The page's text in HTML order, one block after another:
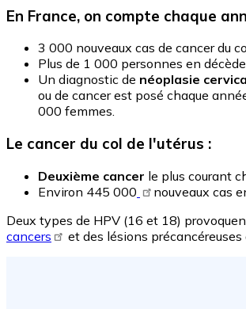
En France, on compte chaque
3 000 nouveaux cas de cancer du
Plus de 1 000 personnes en
Un diagnostic de néoplasie
ou de cancer est posé chaque
000 femmes.
Le cancer du col de l'utérus :
Deuxième cancer le plus courant
Environ 445 000
nouveaux cas
Deux types de HPV (16 et 18)
cancers
et des lésions précancéreuses